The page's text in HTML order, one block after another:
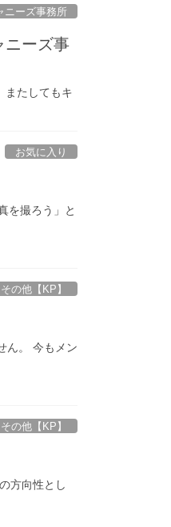
ニーズ事務所
ニーズ事
たしてもキ
お気に入り
を撮ろう」と
その他【KP】
ん。 今もメン
その他【KP】
方向性とし